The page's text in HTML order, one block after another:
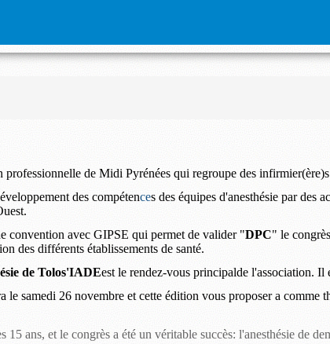
professionnelle de Midi Pyrénées qui regroupe des
des compétences des équipes d'anesthésie par des
convention avec GIPSE qui permet de valider "DPC" le
des différents établissements de santé.
de Tolos'IADEest le rendez-vous principalde l'association. Il
le samedi 26 novembre et cette édition vous proposera comme
15 ans, et le congrès a été un véritable succès: l'anesthésie de